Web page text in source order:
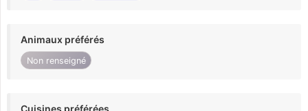
Animaux préférés
Non renseigné
Cuisines préférées